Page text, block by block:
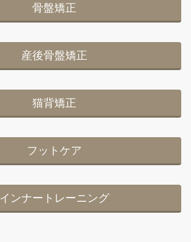
骨盤矯正
産後骨盤矯正
猫背矯正
フットケア
インナートレーニング